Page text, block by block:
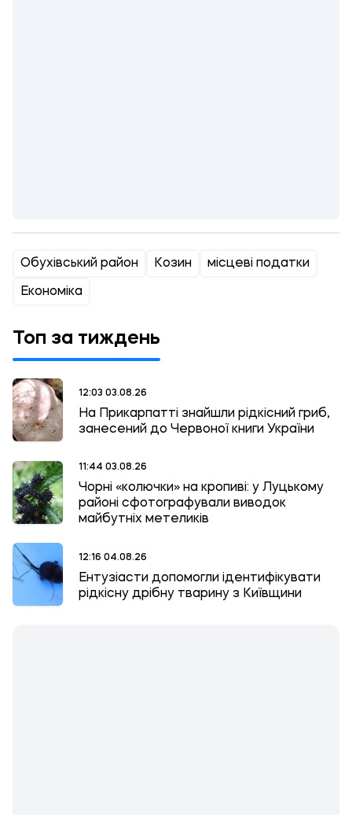
Обухівський район Козин місцеві податки
Економіка
Топ за тиждень
12:03 03.08.26
На Прикарпатті знайшли рідкісний гриб,
занесений до Червоної книги України
11:44 03.08.26
Чорні «колючки» на кропиві: у Луцькому
районі сфотографували виводок
майбутніх метеликів
12:16 04.08.26
Ентузіасти допомогли ідентифікувати
рідкісну дрібну тварину з Київщини